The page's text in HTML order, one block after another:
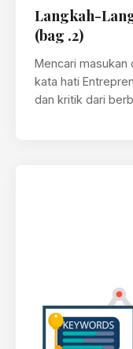
Langkah-
(bag .2)
Mencari masukan
kata hati
dan kritik dari